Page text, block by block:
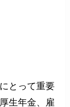
とって重要
生年金、雇